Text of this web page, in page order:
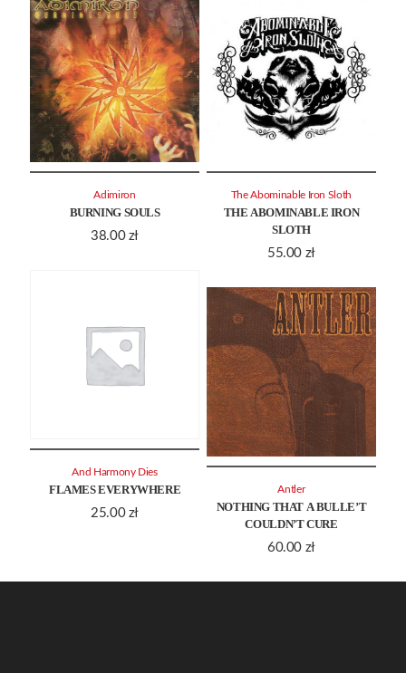
BURNING SOULS
38.00 zł
Adimiron
THE ABOMINABLE IRON
SLOTH
55.00 zł
The Abominable Iron Sloth
FLAMES EVERYWHERE
25.00 zł
And Harmony Dies
NOTHING THAT A BULLE’T
COULDN’T CURE
60.00 zł
Antler